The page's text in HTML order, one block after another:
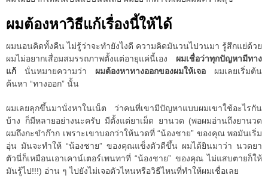
ผมต้องหาวิธีแก้เรื่องนี้ให้ได้
ผมนอนคิดทั้งคืน ไม่รู้ว่าจะทำยังไงดี ความคิดมันวนไปวนมา รู้สึกแย่ด้วย
ผมไม่อยากเสื่อมสมรรถภาพตั้งแต่อายุแค่นี้เอง ผมเชื่อว่าทุกปัญหามีทาง
แก้ นั่นหมายความว่า ผมต้องหาทางออกของผมให้เจอ ผมเลยเริ่มต้น
ค้นหา “ทางออก” นั้น
ผมเลยลุกขึ้นมานั่งหาในเน็ต ว่าคนที่เขามีปัญหาแบบผมเขาใช้อะไรกัน
บ้าง ก็มีหลายอย่างนะครับ มีตั้งแต่ยาเม็ด ยานวด (พอผมอ่านถึงยานวด
ผมถึงกะขำก๊าก เพราะเขาบอกว่าให้นวดที่ “น้องชาย” ของคุณ พอมันเริ่ม
อุ่น มันจะทำให้ “น้องชาย” ของคุณแข็งตัวดีขึ้น ผมได้ยินมาว่า นวดยา
ตัวนี่ก็เหมือนเอาเคาน์เตอร์เพนทาที่ “น้องชาย” ของคุณ ไม่แสบตายก็ให้
มันรู้ไป!!!) อ่าน ๆ ไปยังไม่เจอตัวไหนหรือวิธีไหนที่ทำให้ผมเชื่อเลย